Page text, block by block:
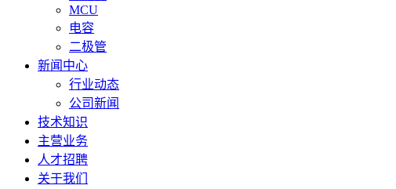
MCU
电容
二极管
新闻中心
行业动态
公司新闻
技术知识
主营业务
人才招聘
关于我们